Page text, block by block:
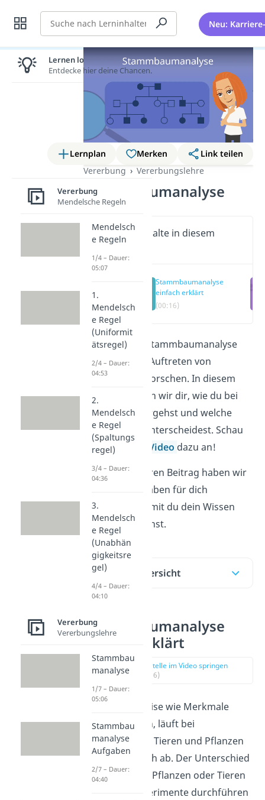
Suche Neu:
Lernplan Merken
Link teilen
Vererbung
Vererbungslehre
Stammbaumanalyse
Wichtige Inhalte in diesem
Video
Stammbaumanalyse
einfach erklärt
(00:16)
Mithilfe einer Stammbaumanalyse
kannst du das Auftreten von
Merkmalen erforschen. In diesem
Beitrag erklären wir dir, wie du bei
der Analyse vorgehst und welche
Erbgänge du unterscheidest. Schau
dir jetzt unser
Video dazu an!
In einem weiteren Beitrag haben wir
konkrete Aufgaben für dich
vorbereitet, damit du dein Wissen
anwenden kannst.
Inhaltsübersicht
Stammbaumanalyse
einfach erklärt
zur Stelle im Video springen
(00:16)
Die Art und Weise wie Merkmale
vererbt werden, läuft bei
unsMenschen, Tieren und Pflanzen
im Prinzip gleich ab. Der Unterschied
ist, dass du bei Pflanzen oderTieren
Kreuzungsexperimente durchführen
Lernen lohnt sich!
Entdecke hier deine Chancen.
Vererbung
Mendelsche Regeln
Mendelsch
e Regeln
1/4 – Dauer:
05:07
1.
Mendelsch
e Regel
(Uniformit
ätsregel)
2/4 – Dauer:
04:53
2.
Mendelsch
e Regel
(Spaltungs
regel)
3/4 – Dauer:
04:36
3.
Mendelsch
e Regel
(Unabhän
gigkeitsre
gel)
4/4 – Dauer:
04:10
Vererbung
Vererbungslehre
Stammbau
manalyse
1/7 – Dauer:
05:06
Stammbau
manalyse
Aufgaben
2/7 – Dauer:
04:40